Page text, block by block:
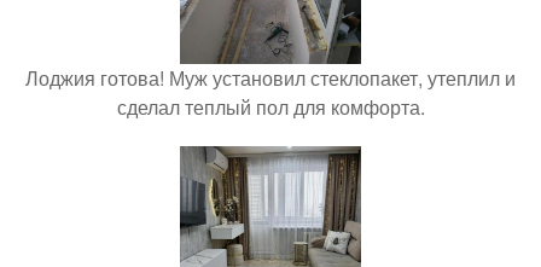
Лоджия готова! Муж установил стеклопакет, утеплил и
сделал теплый пол для комфорта.